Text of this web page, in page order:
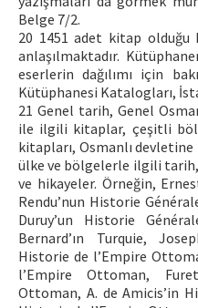
Belge 7/2.
20 1451 adet kitap olduğu
anlaşılmaktadır.
eserlerin dağılımı için
Kütüphanesi Katalogları,
21 Genel tarih, Genel
ile ilgili kitaplar, çeşitli
kitapları, Osmanlı devletine
ülke ve bölgelerle ilgili
ve hikayeler. Örneğin,
Rendu’nun Historie
Duruy’un Historie
Bernard’ın Turquie,
Historie de l’Empire
l’Empire Ottoman,
Ottoman, A. de Amicis’in